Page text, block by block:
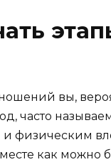
вы,
часто
физическим
как можно